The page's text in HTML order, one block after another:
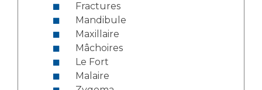
Fractures
Mandibule
Maxillaire
Mâchoires
Le Fort
Malaire